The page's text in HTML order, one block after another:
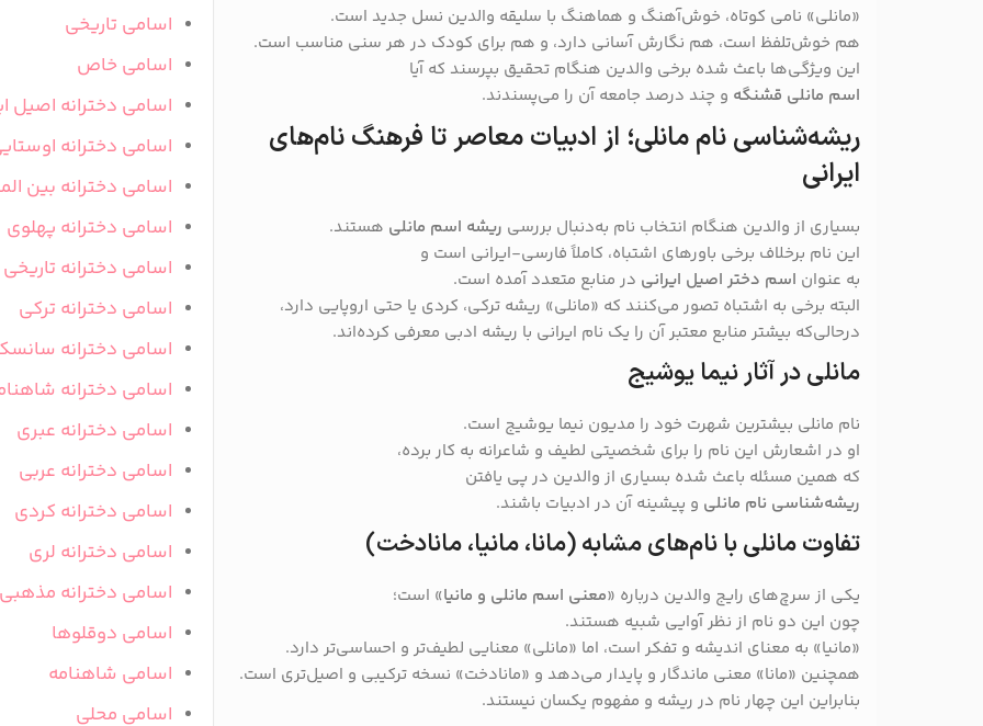
«مانلی» نامی کوتاه، خوش‌آهنگ و هماهنگ با سلیقه والدین نسل جدید است.
هم خوش‌تلفظ است، هم نگارش آسانی دارد، و هم برای کودک در هر سنی مناسب است.
این ویژگی‌ها باعث شده برخی والدین هنگام تحقیق بپرسند که آیا
اسم مانلی قشنگه و چند درصد جامعه آن را می‌پسندند.
ریشه‌شناسی نام مانلی؛ از ادبیات معاصر تا فرهنگ نام‌های
ایرانی
بسیاری از والدین هنگام انتخاب نام به‌دنبال بررسی ریشه اسم مانلی هستند.
این نام برخلاف برخی باورهای اشتباه، کاملاً فارسی-ایرانی است و
به عنوان اسم دختر اصیل ایرانی در منابع متعدد آمده است.
البته برخی به اشتباه تصور می‌کنند که «مانلی» ریشه ترکی، کردی یا حتی اروپایی دارد،
درحالی‌که بیشتر منابع معتبر آن را یک نام ایرانی با ریشه ادبی معرفی کرده‌اند.
مانلی در آثار نیما یوشیج
نام مانلی بیشترین شهرت خود را مدیون نیما یوشیج است.
او در اشعارش این نام را برای شخصیتی لطیف و شاعرانه به کار برده،
که همین مسئله باعث شده بسیاری از والدین در پی یافتن
ریشه‌شناسی نام مانلی و پیشینه آن در ادبیات باشند.
تفاوت مانلی با نام‌های مشابه (مانا، مانیا، مانادخت)
یکی از سرچ‌های رایج والدین درباره «معنی اسم مانلی و مانیا» است؛
چون این دو نام از نظر آوایی شبیه هستند.
«مانیا» به معنای اندیشه و تفکر است، اما «مانلی» معنایی لطیف‌تر و احساسی‌تر دارد.
همچنین «مانا» معنی ماندگار و پایدار می‌دهد و «مانادخت» نسخه ترکیبی و اصیل‌تری است.
بنابراین این چهار نام در ریشه و مفهوم یکسان نیستند.
اسامی تاریخی
اسامی خاص
اسامی دخترانه اصیل
اسامی دخترانه
اسامی دخترانه بین
اسامی دخترانه پهلوی
اسامی دخترانه تاریخی
اسامی دخترانه ترکی
اسامی دخترانه
اسامی دخترانه
اسامی دخترانه عبری
اسامی دخترانه عربی
اسامی دخترانه کردی
اسامی دخترانه لری
اسامی دخترانه مذهبی
اسامی دوقلوها
اسامی شاهنامه
اسامی محلی